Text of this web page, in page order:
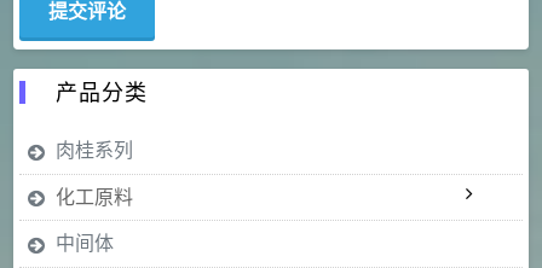
产品分类
肉桂系列
化工原料
中间体